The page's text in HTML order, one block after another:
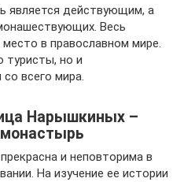
является действующим, а
Весь
в православном мире.
но и
всего мира.
Нарышкиных –
и неповторима в
На изучение ее истории